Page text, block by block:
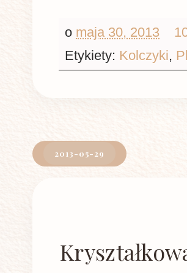
o maja 30, 2013
Etykiety: Kolczyki,
2013-05-29